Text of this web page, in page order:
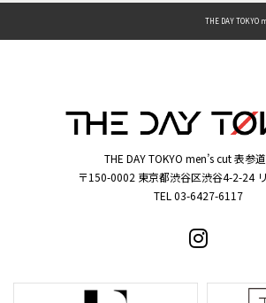
THE DAY TOKYO
THE DAY TOKYO men’s cut 表参
〒150-0002 東京都渋谷区渋谷4-2-24
TEL 03-6427-6117